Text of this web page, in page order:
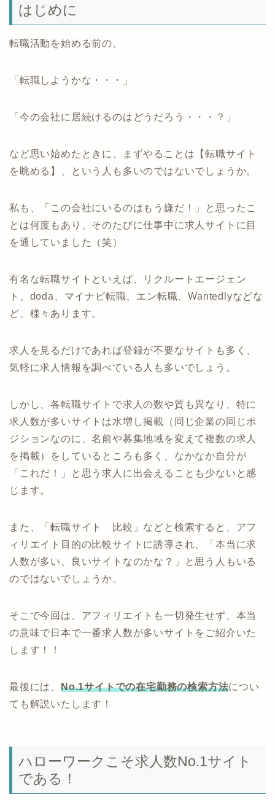
はじめに
転職活動を始める前の、
「転職しようかな・・・」
「今の会社に居続けるのはどうだろう・・・？」
など思い始めたときに、まずやることは【転職サイト
を眺める】、という人も多いのではないでしょうか。
私も、「この会社にいるのはもう嫌だ！」と思ったこ
とは何度もあり、そのたびに仕事中に求人サイトに目
を通していました（笑）
有名な転職サイトといえば、リクルートエージェン
ト、doda、マイナビ転職、エン転職、Wantedlyなどな
ど、様々あります。
求人を見るだけであれば登録が不要なサイトも多く、
気軽に求人情報を調べている人も多いでしょう。
しかし、各転職サイトで求人の数や質も異なり、特に
求人数が多いサイトは水増し掲載（同じ企業の同じポ
ジションなのに、名前や募集地域を変えて複数の求人
を掲載）をしているところも多く、なかなか自分が
「これだ！」と思う求人に出会えることも少ないと感
じます。
また、「転職サイト 比較」などと検索すると、アフ
ィリエイト目的の比較サイトに誘導され、「本当に求
人数が多い、良いサイトなのかな？」と思う人もいる
のではないでしょうか。
そこで今回は、アフィリエイトも一切発生せず、本当
の意味で日本で一番求人数が多いサイトをご紹介いた
します！！
最後には、 No.1サイトでの在宅勤務の検索方法につい
ても解説いたします！
ハローワークこそ求人数No.1サイト
である！